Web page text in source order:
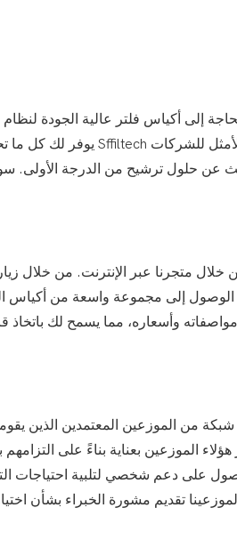
إلى أكياس فلتر عالية الجودة
عن حلول ترشيح من الدرجة الأولى.
إلى مجموعة واسعة من أكياس
وأسعاره، مما يسمح لك
هؤلاء الموزعين بعناية بناءً على
لموزعينا تقديم مشورة الخبراء بشأن